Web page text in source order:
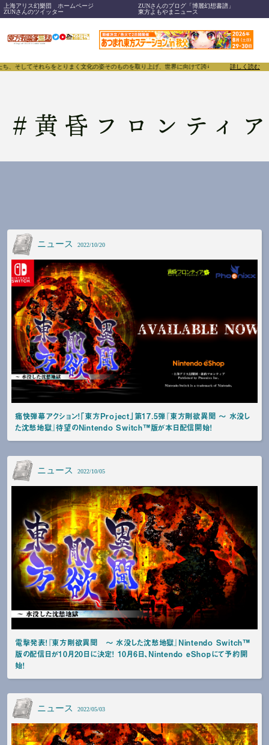
上海アリス幻樂団 ホームページ
ZUNさんのブログ「博麗幻想書譜」
ZUNさんのツイッター
東方よもやまニュース
それらをとりまく文化の姿そのものを取り上げ、世界に向けて誇らしく発信することで、
詳しく読む
# 黄昏フロンティ
ニュース 2022/10/20
痛快弾幕アクション！「東方Project」第17.5弾『東方剛欲異聞 ～ 水没し
た沈愁地獄』待望のNintendo Switch™版が本日配信開始！
ニュース 2022/10/05
電撃発表！『東方剛欲異聞 ～ 水没した沈愁地獄』Nintendo Switch™
版の配信日が10月20日に決定！ 10月6日、Nintendo eShopにて予約開
始！
ニュース 2022/05/03